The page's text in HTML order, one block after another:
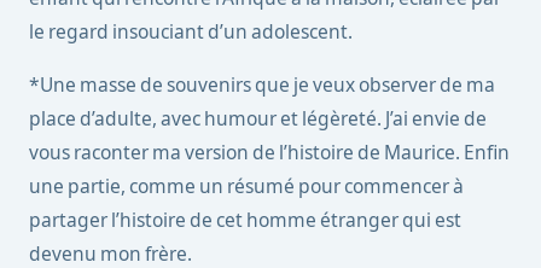
le regard insouciant d’un adolescent.
*Une masse de souvenirs que je veux observer de ma
place d’adulte, avec humour et légèreté. J’ai envie de
vous raconter ma version de l’histoire de Maurice. Enfin
une partie, comme un résumé pour commencer à
partager l’histoire de cet homme étranger qui est
devenu mon frère.